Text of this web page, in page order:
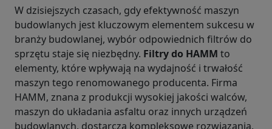
W dzisiejszych czasach, gdy efektywność maszyn
budowlanych jest kluczowym elementem sukcesu w
branży budowlanej, wybór odpowiednich filtrów do
sprzętu staje się niezbędny. Filtry do HAMM to
elementy, które wpływają na wydajność i trwałość
maszyn tego renomowanego producenta. Firma
HAMM, znana z produkcji wysokiej jakości walców,
maszyn do układania asfaltu oraz innych urządzeń
budowlanych, dostarcza kompleksowe rozwiązania,